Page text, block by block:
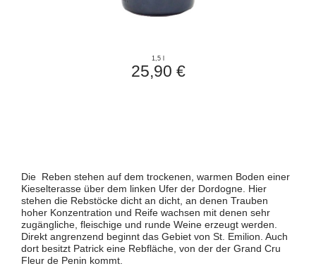
1,5 l
25,90 €
Die Reben stehen auf dem trockenen, warmen Boden einer
Kieselterasse über dem linken Ufer der Dordogne. Hier
stehen die Rebstöcke dicht an dicht, an denen Trauben
hoher Konzentration und Reife wachsen mit denen sehr
zugängliche, fleischige und runde Weine erzeugt werden.
Direkt angrenzend beginnt das Gebiet von St. Emilion. Auch
dort besitzt Patrick eine Rebfläche, von der der Grand Cru
Fleur de Penin kommt.